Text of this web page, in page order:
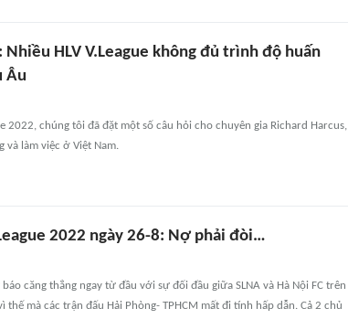
Nhiều HLV V.League không đủ trình độ huấn
Âu
2022, chúng tôi đã đặt một số câu hỏi cho chuyên gia Richard Harcus,
và làm việc ở Việt Nam.
2022 ngày 26-8: Nợ phải đòi…
căng thẳng ngay từ đầu với sự đối đầu giữa SLNA và Hà Nội FC trên
thế mà các trận đấu Hải Phòng- TPHCM mất đi tính hấp dẫn. Cả 2 chủ